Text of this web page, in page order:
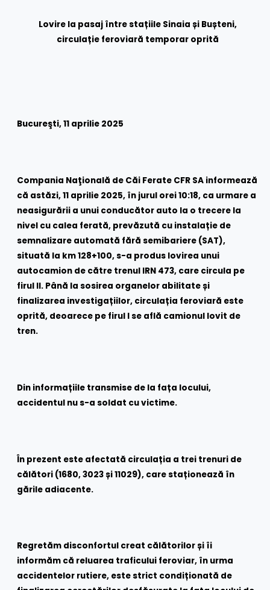
Lovire la pasaj între stațiile Sinaia și Bușteni,
circulație feroviară temporar oprită
Bucureşti, 11 aprilie 2025
Compania Naţională de Căi Ferate CFR SA informează
că astăzi, 11 aprilie 2025, în jurul orei 10:18, ca urmare a
neasigurării a unui conducător auto la o trecere la
nivel cu calea ferată, prevăzută cu instalație de
semnalizare automată fără semibariere (SAT),
situată la km 128+100, s-a produs lovirea unui
autocamion de către trenul IRN 473, care circula pe
firul II. Până la sosirea organelor abilitate și
finalizarea investigațiilor, circulația feroviară este
oprită, deoarece pe firul I se află camionul lovit de
tren.
Din informațiile transmise de la fața locului,
accidentul nu s-a soldat cu victime.
În prezent este afectată circulația a trei trenuri de
călători (1680, 3023 și 11029), care staționează în
gările adiacente.
Regretăm disconfortul creat călătorilor și îi
informăm că reluarea traficului feroviar, în urma
accidentelor rutiere, este strict condiționată de